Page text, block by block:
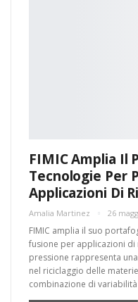
FIMIC Amplia Il
Tecnologie Per
Applicazioni Di
Amalia Martinez 26
FIMIC amplia il suo
fusione per applicazioni
pressione rappresenta
nel riciclaggio delle
combinazione di